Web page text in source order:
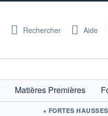
Rechercher Aide
Matières Premières
+ FORTES